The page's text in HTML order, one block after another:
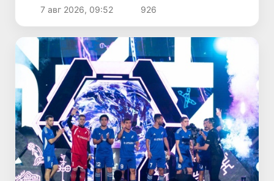
7 авг 2026, 09:52 926